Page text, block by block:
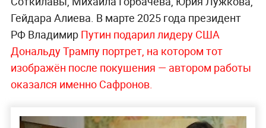
Гейдара Алиева. В марте 2025 года президент
РФ Владимир Путин подарил лидеру США
Дональду Трампу портрет, на котором тот
изображён после покушения — автором работы
оказался именно Сафронов.